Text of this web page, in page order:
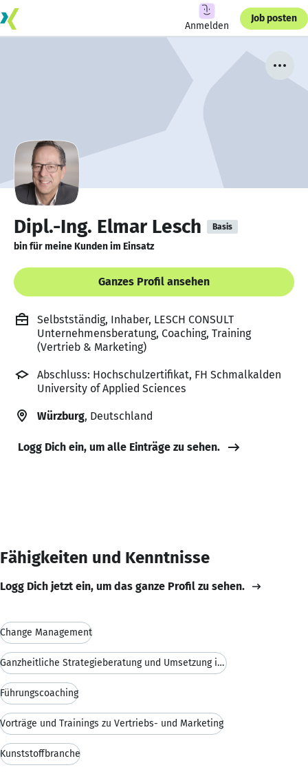
Anmelden
Job posten
Dipl.-Ing. Elmar Lesch Basis
bin für meine Kunden im Einsatz
Ganzes Profil ansehen
Selbstständig, Inhaber, LESCH CONSULT
Unternehmensberatung, Coaching, Training
(Vertrieb & Marketing)
Abschluss: Hochschulzertifikat, FH Schmalkalden
University of Applied Sciences
Würzburg, Deutschland
Logg Dich ein, um alle Einträge zu sehen.
Fähigkeiten und Kenntnisse
Logg Dich jetzt ein, um das ganze Profil zu sehen.
Change Management
Ganzheitliche Strategieberatung und Umsetzung in M
Führungscoaching
Vorträge und Trainings zu Vertriebs- und Marketing
Kunststoffbranche